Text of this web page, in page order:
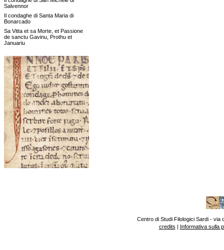
Salvennor
Il condaghe di Santa Maria di
Bonarcado
Sa Vitta et sa Morte, et Passione
de sanctu Gavinu, Prothu et
Januariu
Centro di Studi Filologici Sardi - via
credits | Informativa sulla